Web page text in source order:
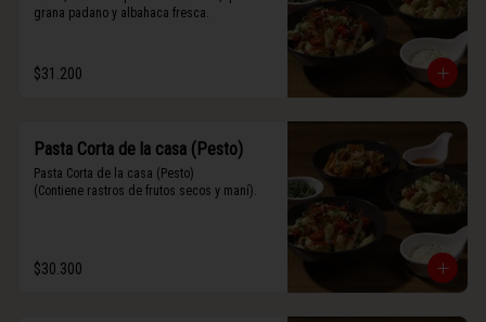
grana padano y albahaca fresca.
$31.200
Pasta Corta de la casa (Pesto)
Pasta Corta de la casa (Pesto)
(Contiene rastros de frutos secos y maní).
$30.300